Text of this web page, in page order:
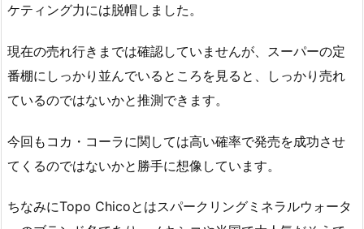
ケティング力には脱帽しました。
現在の売れ行きまでは確認していませんが、スーパーの定
番棚にしっかり並んでいるところを見ると、しっかり売れ
ているのではないかと推測できます。
今回もコカ・コーラに関しては高い確率で発売を成功させ
てくるのではないかと勝手に想像しています。
ちなみにTopo Chicoとはスパークリングミネラルウォータ